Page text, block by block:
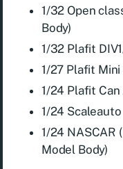
1/32 Open
Body)
1/32 Plafit
1/27 Plafit Mini
1/24 Plafit Can
1/24 Scaleauto
1/24 NASCAR
Model Body)